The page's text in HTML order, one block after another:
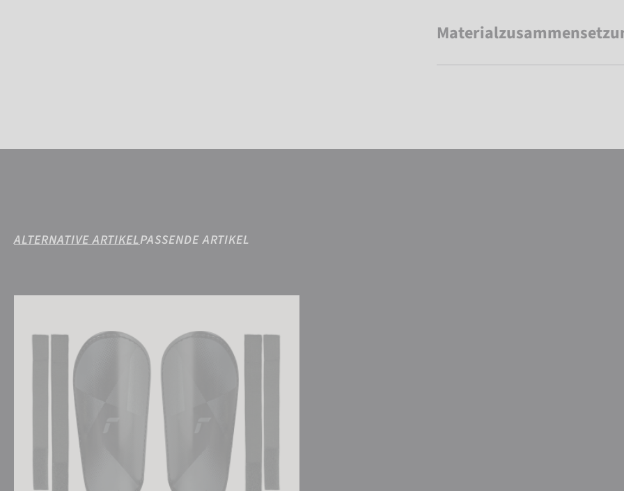
ALTERNATIVE ARTIKELPASSENDE ARTIKEL